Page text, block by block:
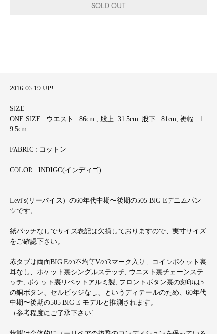
2016.03.19 UP!
SIZE
ONE SIZE : ウエスト : 86cm , 股上: 31.5cm, 股下 : 81cm, 裾幅 : 1
9.5cm
FABRIC : コットン
COLOR : INDIGO(インディゴ)
Levi's(リーバイス）の60年代中期〜後期の505 BIG Eデニムパン
ツです。
紙パッチなしでサイズ表記は欠損しておりますので、実寸サイズ
をご確認下さい。
赤タブは両面BIG Eの不均等VのRマーク入り、コインポケット裏
耳なし、ポケット裏シングルステッチ, ウエスト裏チェーンステ
ッチ, ポケット裏リベットアルミ製, フロントボタン裏の刻印は5
の銅ボタン、セルビッジなし、というディテールのため、60年代
中期〜後期の505 BIG E モデルと推測されます。
（参考程度にご了承下さい）